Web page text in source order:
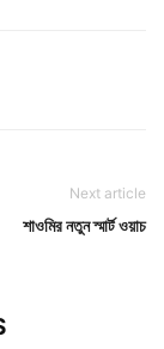
Next article
শাওমির নতুন স্মার্ট ওয়াচ